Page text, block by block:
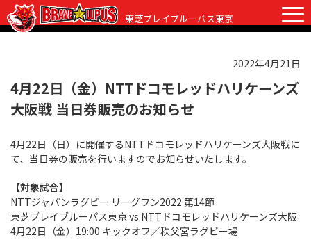
東芝ブレイブルーパス東京
チケット グッズ ファンクラブ 観戦ガイド
観戦ガイド
初めての観戦
会場紹介
クラブからのお願い
試合日程・結果
選手・スタッフ
選手
クラブ情報
2022年4月21日
4月22日（金）NTTドコモレッドハリケーンズ
大阪戦 当日券販売のお知らせ
4月22日（日）に開催するNTTドコモレッドハリケーンズ大阪戦に
て、当日券の販売を行いますのでお知らせいたします。
【対象試合】
NTTジャパンラグビー リーグワン2022 第14節
東芝ブレイブルーパス東京 vs NTTドコモレッドハリケーンズ大阪
4月22日（金）19:00 キックオフ／秩父宮ラグビー場